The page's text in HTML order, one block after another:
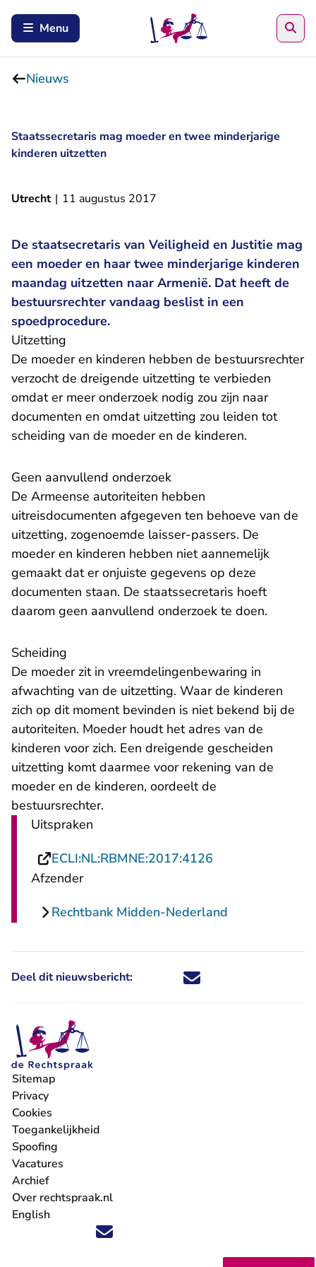
Menu
Nieuws
Staatssecretaris mag moeder en twee minderjarige
kinderen uitzetten
Utrecht | 11 augustus 2017
De staatsecretaris van Veiligheid en Justitie mag
een moeder en haar twee minderjarige kinderen
maandag uitzetten naar Armenië. Dat heeft de
bestuursrechter vandaag beslist in een
spoedprocedure.
Uitzetting
De moeder en kinderen hebben de bestuursrechter
verzocht de dreigende uitzetting te verbieden
omdat er meer onderzoek nodig zou zijn naar
documenten en omdat uitzetting zou leiden tot
scheiding van de moeder en de kinderen.
Geen aanvullend onderzoek
De Armeense autoriteiten hebben
uitreisdocumenten afgegeven ten behoeve van de
uitzetting, zogenoemde laisser-passers. De
moeder en kinderen hebben niet aannemelijk
gemaakt dat er onjuiste gegevens op deze
documenten staan. De staatssecretaris hoeft
daarom geen aanvullend onderzoek te doen.
Scheiding
De moeder zit in vreemdelingenbewaring in
afwachting van de uitzetting. Waar de kinderen
zich op dit moment bevinden is niet bekend bij de
autoriteiten. Moeder houdt het adres van de
kinderen voor zich. Een dreigende gescheiden
uitzetting komt daarmee voor rekening van de
moeder en de kinderen, oordeelt de
bestuursrechter.
Uitspraken
ECLI:NL:RBMNE:2017:4126
Afzender
Rechtbank Midden-Nederland
Deel dit nieuwsbericht: Deel dit nieuwsbericht via X -
Deel dit nieuwsbericht via
Deel dit nieuwsbericht
Deel dit
Volg ons op X (Twitter) - U verlaat Rechtspraak.nl
Volg ons op Facebook - U verlaat Rechtspraak.nl
Volg ons op Instagram - U verlaat Rechtspraak.nl
Volg ons op Youtube - U verlaat Rechtspraak.nl
Volg ons op LinkedIn - U verlaat
'Blijf op de hoogte' nieuwsbrief - U verlaat
Sitemap
Privacy
Cookies
Toegankelijkheid
Spoofing
Vacatures
- U verlaat Rechtspraak.nl
Archief
Over rechtspraak.nl
English